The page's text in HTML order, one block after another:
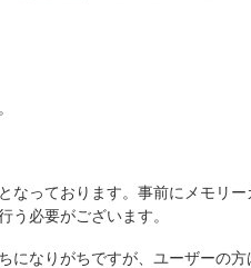
なっております。事前にメモリ
う必要がございます。
になりがちですが、ユーザーの